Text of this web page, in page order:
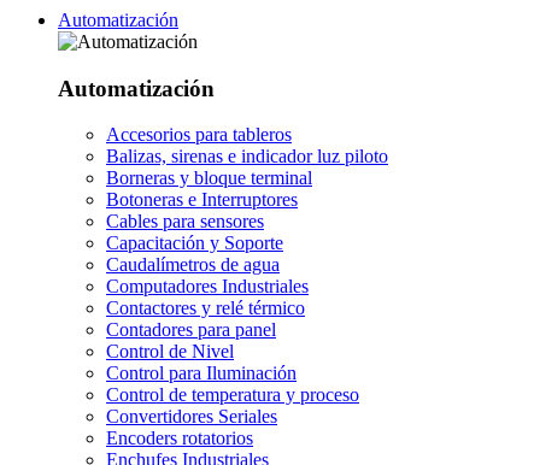
Automatización
Automatización
Accesorios para tableros
Balizas, sirenas e indicador luz piloto
Borneras y bloque terminal
Botoneras e Interruptores
Cables para sensores
Capacitación y Soporte
Caudalímetros de agua
Computadores Industriales
Contactores y relé térmico
Contadores para panel
Control de Nivel
Control para Iluminación
Control de temperatura y proceso
Convertidores Seriales
Encoders rotatorios
Enchufes Industriales